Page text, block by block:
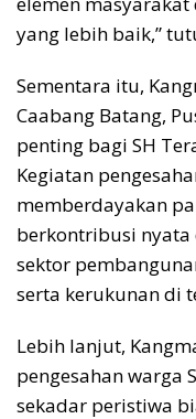
yang lebih baik,”
Sementara itu,
Caabang Batang,
penting bagi SH
Kegiatan
memberdayakan
berkontribusi
sektor
serta kerukunan di
Lebih lanjut,
pengesahan warga
sekadar peristiwa